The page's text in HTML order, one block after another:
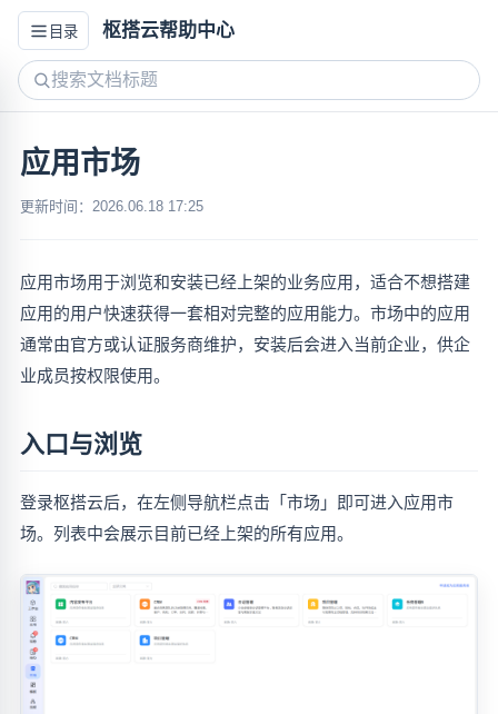
目录 枢搭云帮助中心
应用市场
更新时间：2026.06.18 17:25
应用市场用于浏览和安装已经上架的业务应用，适合不想搭建
应用的用户快速获得一套相对完整的应用能力。市场中的应用
通常由官方或认证服务商维护，安装后会进入当前企业，供企
业成员按权限使用。
入口与浏览
登录枢搭云后，在左侧导航栏点击「市场」即可进入应用市
场。列表中会展示目前已经上架的所有应用。